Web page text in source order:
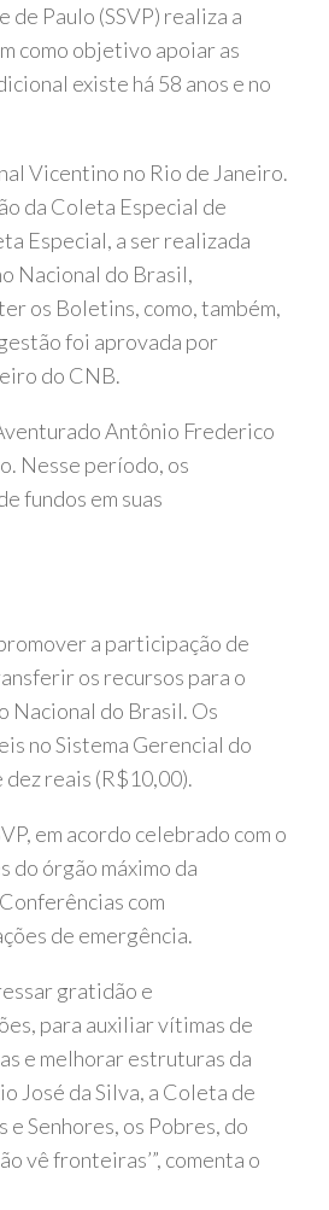
de Paulo (SSVP) realiza a
como objetivo apoiar as
existe há 58 anos e no
Vicentino no Rio de Janeiro.
da Coleta Especial de
Especial, a ser realizada
Nacional do Brasil,
os Boletins, como, também,
foi aprovada por
do CNB.
Antônio Frederico
Nesse período, os
fundos em suas
a participação de
os recursos para o
Nacional do Brasil. Os
no Sistema Gerencial do
reais (R$10,00).
em acordo celebrado com o
do órgão máximo da
com
de emergência.
gratidão e
para auxiliar vítimas de
e melhorar estruturas da
José da Silva, a Coleta de
e Senhores, os Pobres, do
vê fronteiras’”, comenta o